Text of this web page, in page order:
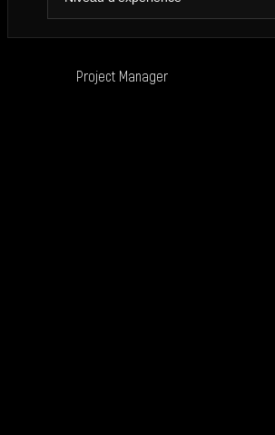
Project Manager